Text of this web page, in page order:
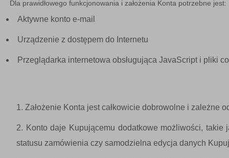
Dla prawidłowego funkcjonowania i założenia Konta potrzebne jest:
Aktywne konto e-mail
Urządzenie z dostępem do Internetu
Przeglądarka internetowa obsługująca JavaScript i pliki
Założenie Konta jest całkowicie dobrowolne i
Konto daje Kupującemu dodatkowe możliwości,
statusu zamówienia czy samodzielna edycja danych